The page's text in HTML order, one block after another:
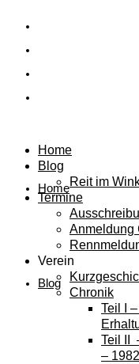
Home
Blog
Home
Blog
Reit im
Termine
Anmeldung
Verein
Chronik
Teil I
Teil II
– 1982